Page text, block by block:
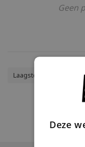
Geen
Laagste prijs
Deze